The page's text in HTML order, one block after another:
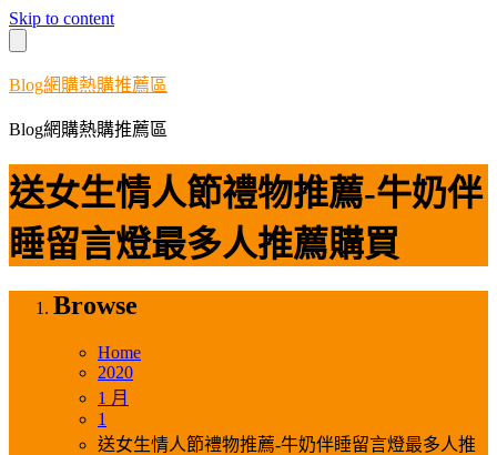
Skip to content
Blog網購熱購推薦區
Blog網購熱購推薦區
送女生情人節禮物推薦-牛奶伴
睡留言燈最多人推薦購買
Browse
Home
2020
1 月
1
送女生情人節禮物推薦-牛奶伴睡留言燈最多人推